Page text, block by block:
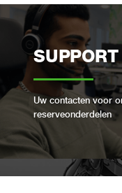
SUPPORT
Uw contacten voor
reserveonderdelen